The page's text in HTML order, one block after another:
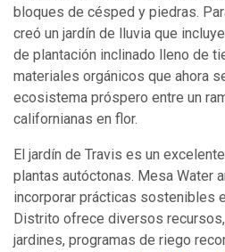
bloques de césped y piedras.
creó un jardín de lluvia que
de plantación inclinado lleno de
materiales orgánicos que ahora
ecosistema próspero entre un
californianas en flor.
El jardín de Travis es un
plantas autóctonas. Mesa Water
incorporar prácticas sostenibles
Distrito ofrece diversos
jardines, programas de riego